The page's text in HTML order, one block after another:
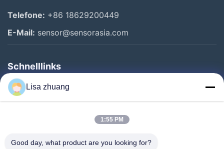
Telefone: +86 18629200449
E-Mail: sensor@sensorasia.com
Schnelllinks
Haus
Produkte
Über Uns
Lisa zhuang
1:55 PM
Good day, what product are you looking for?